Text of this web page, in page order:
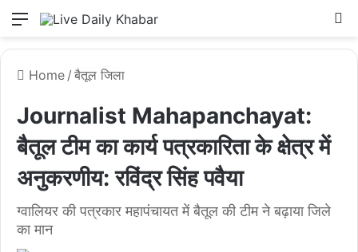
Menu
Home / बैतूल जिला
Journalist Mahapanchayat:
बैतूल टीम का कार्य पत्रकारिता के क्षेत्र में
अनुकरणीय: रविंद्र सिंह पवैया
ग्वालियर की पत्रकार महापंचायत में बैतूल की टीम ने बढ़ाया जिले
का मान